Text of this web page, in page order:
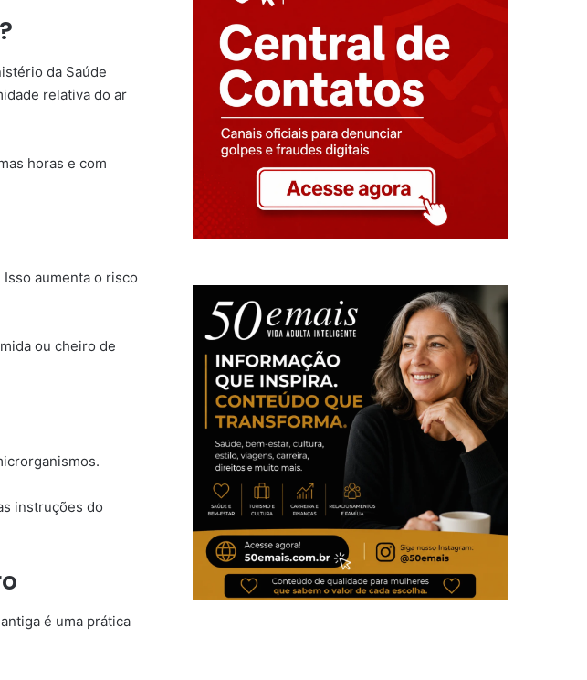
da Saúde
relativa do ar
horas e com
aumenta o risco
ou cheiro de
instruções do
é uma prática